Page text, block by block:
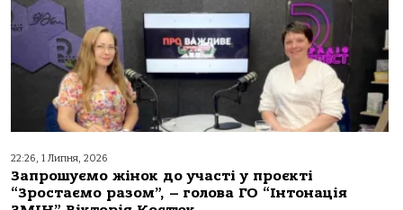
22:26, 1 Липня, 2026
Запрошуємо жінок до участі у проєкті
“Зростаємо разом”, – голова ГО “Інтонація